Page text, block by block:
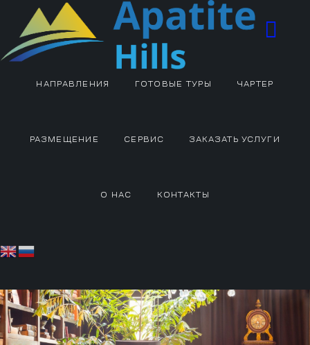
НАПРАВЛЕНИЯ ГОТОВЫЕ ТУРЫ ЧАРТЕР
РАЗМЕЩЕНИЕ СЕРВИС ЗАКАЗАТЬ УСЛУГИ
О НАС КОНТАКТЫ